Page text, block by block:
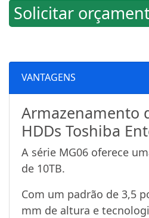
Solicitar
VANTAGENS
Armazenamento
HDDs Toshiba
A série MG06 oferece
de 10TB.
Com um padrão de 3,5
mm de altura e